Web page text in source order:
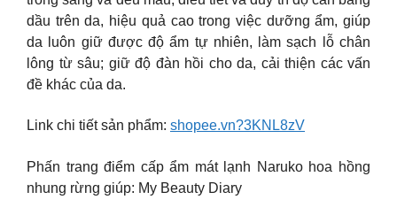
dầu trên da, hiệu quả cao trong việc dưỡng ẩm, giúp
da luôn giữ được độ ẩm tự nhiên, làm sạch lỗ chân
lông từ sâu; giữ độ đàn hồi cho da, cải thiện các vấn
đề khác của da.
Link chi tiết sản phẩm: shopee.vn?3KNL8zV
Phấn trang điểm cấp ẩm mát lạnh Naruko hoa hồng
nhung rừng giúp: My Beauty Diary